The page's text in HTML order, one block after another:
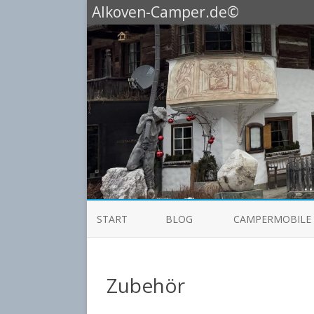
Alkoven-Camper.de©
START BLOG CAMPERMOBILE
Zubehör